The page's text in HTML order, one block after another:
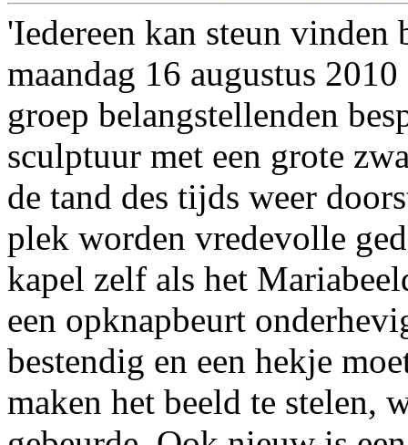
'Iedereen kan steun
maandag 16 augustus
groep belangstellenden
sculptuur met een grote
de tand des tijds weer
plek worden vredevolle
kapel zelf als het
een opknapbeurt
bestendig en een hekje
maken het beeld te stelen,